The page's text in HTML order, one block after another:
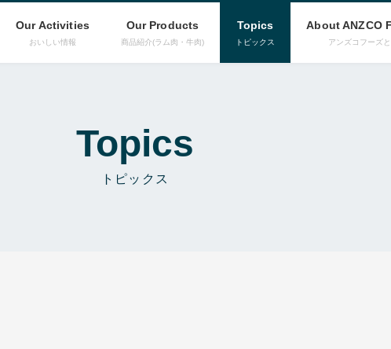
Our Activities
おいしい情報
Our Products
商品紹介(ラム肉・牛肉)
Topics
トピックス
About ANZCO
アンズコフーズ
Topics
トピックス